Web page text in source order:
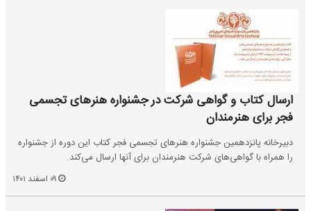
ارسال کتاب و گواهی شرکت در جشنواره هنرهای تجسمی
فجر برای هنرمندان
دبیرخانه پانزدهمین جشنواره هنرهای تجسمی فجر کتاب این دوره از جشنواره
را همراه با گواهی‌های شرکت هنرمندان برای آنها ارسال می‌کند.